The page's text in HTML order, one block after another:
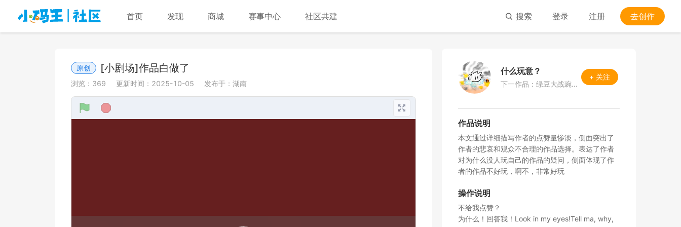
首页 发现 商城 赛事中心 社区共建 搜索 登录 注册 去创作
原创 [小剧场]作品白做了
浏览： 369 更新时间： 2025-10-05 发布于： 湖南
什么玩意？
下一作品：绿豆大战豌豆测试版 个人感觉不好玩
+ 关注
作品说明
本文通过详细描写作者的点赞量惨淡，侧面突出了
作者的悲哀和观众不合理的作品选择。表达了作者
对为什么没人玩自己的作品的疑问，侧面体现了作
者的作品不好玩，啊不，非常好玩
操作说明
不给我点赞？
为什么！回答我！Look in my eyes!Tell ma, why,